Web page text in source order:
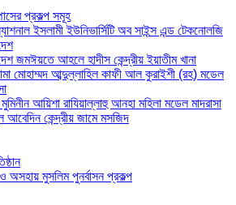
প্রকল্প সমূহ
ইসলামী ইউনিভার্সিটি অব সাইন্স এন্ড টেকনোলজি
জমঈয়তে আহলে হাদীস কেন্দ্রীয় ইয়াতীম খানা
মোহাম্মদ আব্দুল্লাহিল কাফী আল কুরাইশী (রহ) মডেল
আয়িশা রাযিয়াল্লাহু আনহা মহিলা মডেল মাদরাসা
আবেদিন কেন্দ্রীয় জামে মসজিদ
অসহায় মুসলিম পুনর্বাসন প্রকল্প